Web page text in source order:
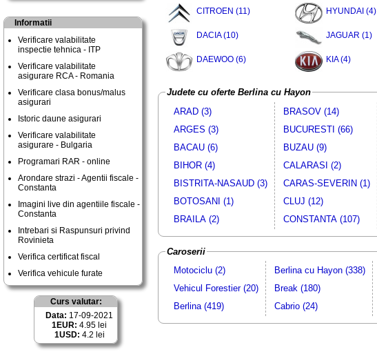
Informatii
Verificare valabilitate
inspectie tehnica - ITP
Verificare valabilitate
asigurare RCA - Romania
Verificare clasa bonus/malus
asigurari
Istoric daune asigurari
Verificare valabilitate
asigurare - Bulgaria
Programari RAR - online
Arondare strazi - Agentii fiscale -
Constanta
Imagini live din agentiile fiscale -
Constanta
Intrebari si Raspunsuri privind
Rovinieta
Verifica certificat fiscal
Verifica vehicule furate
Curs valutar:
Data: 17-09-2021
1EUR: 4.95 lei
1USD: 4.2 lei
CITROEN (11)
DACIA (10)
DAEWOO (6)
HYUNDAI (4)
JAGUAR (1)
KIA (4)
Judete cu oferte Berlina cu Hayon
ARAD (3)
ARGES (3)
BACAU (6)
BIHOR (4)
BISTRITA-NASAUD (3)
BOTOSANI (1)
BRAILA (2)
BRASOV (14)
BUCURESTI (66)
BUZAU (9)
CALARASI (2)
CARAS-SEVERIN (1)
CLUJ (12)
CONSTANTA (107)
Caroserii
Motociclu (2)
Vehicul Forestier (20)
Berlina (419)
Berlina cu Hayon (338)
Break (180)
Cabrio (24)